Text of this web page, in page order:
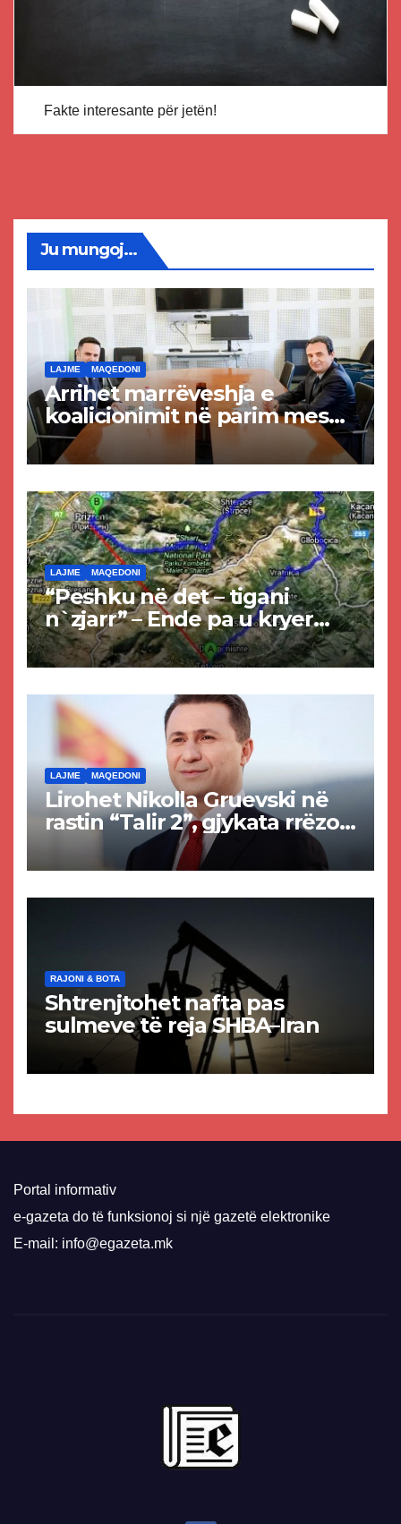
Fakte interesante për jetën!
Ju mungoj...
LAJME MAQEDONI
Arrihet marrëveshja e
koalicionimit në parim mes
Kurtit dhe Abdixhikut
LAJME MAQEDONI
“Peshku në det – tigani
n`zjarr” – Ende pa u kryer
projekti i tunelit, komuna e
Tetovës nis punimet për
LAJME MAQEDONI
Lirohet Nikolla Gruevski në
rastin “Talir 2”, gjykata rrëzon
akuzat për ndërtimin e
paligjshëm të selisë së
RAJONI & BOTA
Shtrenjtohet nafta pas
sulmeve të reja SHBA–Iran
Portal informativ
e-gazeta do të funksionoj si një gazetë elektronike
E-mail: info@egazeta.mk